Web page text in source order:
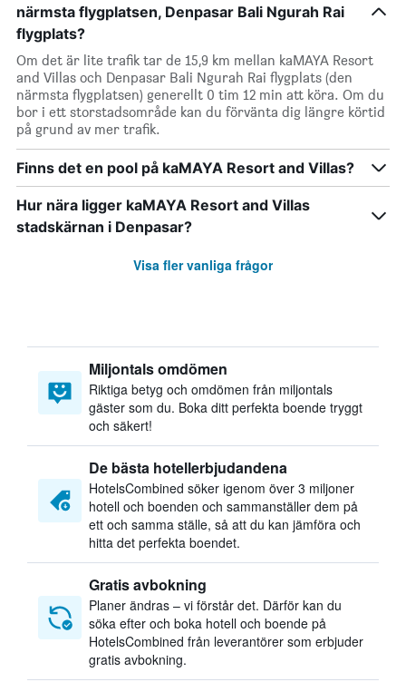
närmsta flygplatsen, Denpasar Bali Ngurah Rai
flygplats?
Om det är lite trafik tar de 15,9 km mellan kaMAYA Resort
and Villas och Denpasar Bali Ngurah Rai flygplats (den
närmsta flygplatsen) generellt 0 tim 12 min att köra. Om du
bor i ett storstadsområde kan du förvänta dig längre körtid
på grund av mer trafik.
Finns det en pool på kaMAYA Resort and Villas?
Hur nära ligger kaMAYA Resort and Villas
stadskärnan i Denpasar?
Visa fler vanliga frågor
Miljontals omdömen
Riktiga betyg och omdömen från miljontals
gäster som du. Boka ditt perfekta boende tryggt
och säkert!
De bästa hotellerbjudandena
HotelsCombined söker igenom över 3 miljoner
hotell och boenden och sammanställer dem på
ett och samma ställe, så att du kan jämföra och
hitta det perfekta boendet.
Gratis avbokning
Planer ändras – vi förstår det. Därför kan du
söka efter och boka hotell och boende på
HotelsCombined från leverantörer som erbjuder
gratis avbokning.